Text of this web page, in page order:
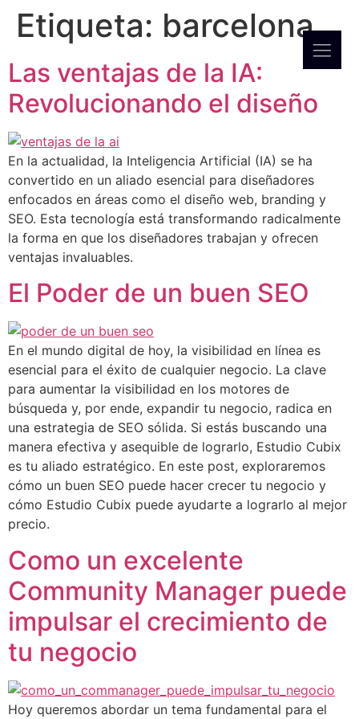
Etiqueta: barcelona
Las ventajas de la IA:
Revolucionando el diseño
En la actualidad, la Inteligencia Artificial (IA) se ha
convertido en un aliado esencial para diseñadores
enfocados en áreas como el diseño web, branding y
SEO. Esta tecnología está transformando radicalmente
la forma en que los diseñadores trabajan y ofrecen
ventajas invaluables.
El Poder de un buen SEO
En el mundo digital de hoy, la visibilidad en línea es
esencial para el éxito de cualquier negocio. La clave
para aumentar la visibilidad en los motores de
búsqueda y, por ende, expandir tu negocio, radica en
una estrategia de SEO sólida. Si estás buscando una
manera efectiva y asequible de lograrlo, Estudio Cubix
es tu aliado estratégico. En este post, exploraremos
cómo un buen SEO puede hacer crecer tu negocio y
cómo Estudio Cubix puede ayudarte a lograrlo al mejor
precio.
Como un excelente
Community Manager puede
impulsar el crecimiento de
tu negocio
Hoy queremos abordar un tema fundamental para el